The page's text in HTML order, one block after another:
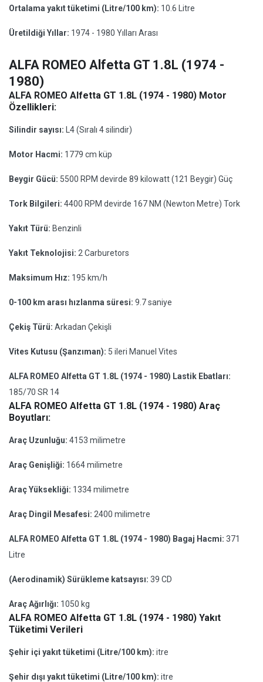
Ortalama yakıt tüketimi (Litre/100 km): 10.6 Litre
Üretildiği Yıllar: 1974 - 1980 Yılları Arası
ALFA ROMEO Alfetta GT 1.8L (1974 -
1980)
ALFA ROMEO Alfetta GT 1.8L (1974 - 1980) Motor
Özellikleri:
Silindir sayısı: L4 (Sıralı 4 silindir)
Motor Hacmi: 1779 cm küp
Beygir Gücü: 5500 RPM devirde 89 kilowatt (121 Beygir) Güç
Tork Bilgileri: 4400 RPM devirde 167 NM (Newton Metre) Tork
Yakıt Türü: Benzinli
Yakıt Teknolojisi: 2 Carburetors
Maksimum Hız: 195 km/h
0-100 km arası hızlanma süresi: 9.7 saniye
Çekiş Türü: Arkadan Çekişli
Vites Kutusu (Şanzıman): 5 ileri Manuel Vites
ALFA ROMEO Alfetta GT 1.8L (1974 - 1980) Lastik Ebatları:
185/70 SR 14
ALFA ROMEO Alfetta GT 1.8L (1974 - 1980) Araç
Boyutları:
Araç Uzunluğu: 4153 milimetre
Araç Genişliği: 1664 milimetre
Araç Yüksekliği: 1334 milimetre
Araç Dingil Mesafesi: 2400 milimetre
ALFA ROMEO Alfetta GT 1.8L (1974 - 1980) Bagaj Hacmi: 371
Litre
(Aerodinamik) Sürükleme katsayısı: 39 CD
Araç Ağırlığı: 1050 kg
ALFA ROMEO Alfetta GT 1.8L (1974 - 1980) Yakıt
Tüketimi Verileri
Şehir içi yakıt tüketimi (Litre/100 km): itre
Şehir dışı yakıt tüketimi (Litre/100 km): itre